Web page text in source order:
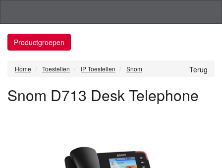
Productgroepen
Terug
Home Toestellen IP Toestellen Snom
Snom D713 Desk Telephone